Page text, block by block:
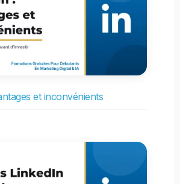
et inconvénients